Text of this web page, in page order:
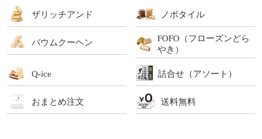
ザリッチアンド ノボタイル
バウムクーヘン
FOFO（フローズンどら
やき）
Q-ice 詰合せ（アソート）
おまとめ注文 送料無料